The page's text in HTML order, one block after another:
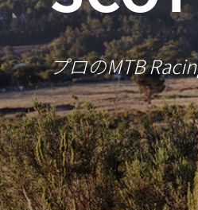
E
A
D
C
プロのMTB